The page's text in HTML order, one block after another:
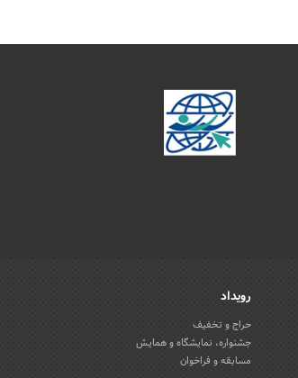
رویداد
حراج و تخفیف
جشنواره، نمایشگاه و همایش
مسابقه و فراخوان